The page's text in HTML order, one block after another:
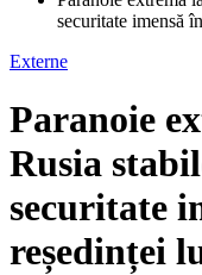
securitate imensă
Externe
Paranoie
Rusia
securitate
reședinței